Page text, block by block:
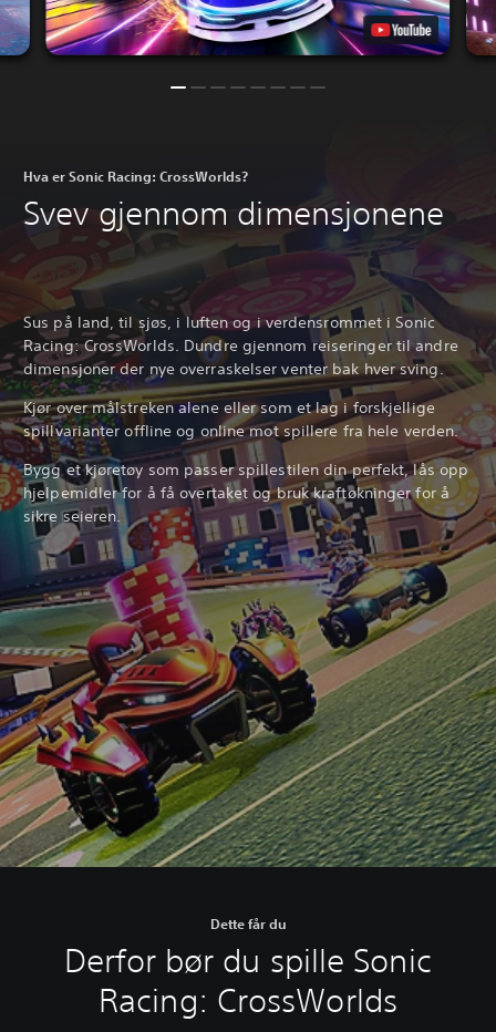
Hva er Sonic Racing: CrossWorlds?
Svev gjennom dimensjonene
Sus på land, til sjøs, i luften og i verdensrommet i Sonic
Racing: CrossWorlds. Dundre gjennom reiseringer til andre
dimensjoner der nye overraskelser venter bak hver sving.
Kjør over målstreken alene eller som et lag i forskjellige
spillvarianter offline og online mot spillere fra hele verden.
Bygg et kjøretøy som passer spillestilen din perfekt, lås opp
hjelpemidler for å få overtaket og bruk kraftøkninger for å
sikre seieren.
Dette får du
Derfor bør du spille Sonic
Racing: CrossWorlds